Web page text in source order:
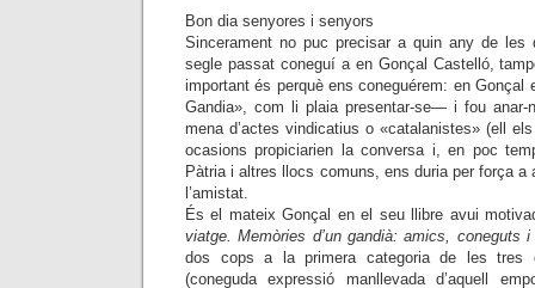
Bon dia senyores i senyors
Sincerament no puc precisar a quin any de les
segle passat coneguí a en Gonçal Castelló,
important és perquè ens coneguérem: en
Gandia», com li plaia presentar-se— i fou
mena d’actes vindicatius o «catalanistes» (ell
ocasions propiciarien la conversa i, en poc
Pàtria i altres llocs comuns, ens duria per força a
l’amistat.
És el mateix Gonçal en el seu llibre avui
viatge. Memòries d’un gandià: amics, coneguts
dos cops a la primera categoria de les
(coneguda expressió manllevada d’aquell